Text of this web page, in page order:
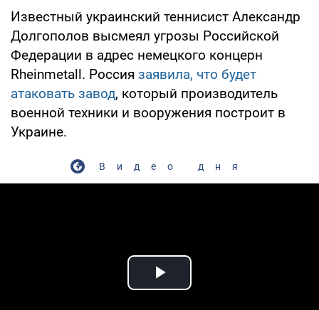
Известный украинский теннисист Александр
Долгополов высмеял угрозы Российской
Федерации в адрес немецкого концерн
Rheinmetall. Россия заявила, что будет
атаковать завод, который производитель
военной техники и вооружения построит в
Украине.
Видео дня
Play Video